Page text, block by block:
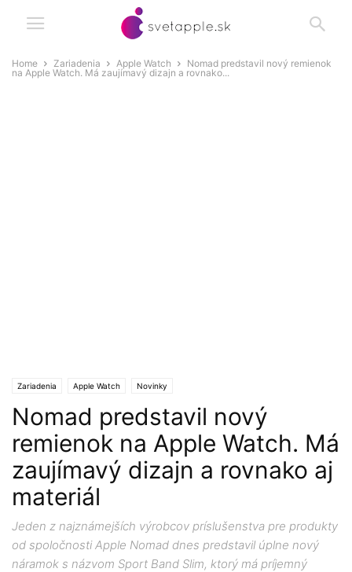
Home Zariadenia Apple Watch
Nomad predstavil nový remienok
na Apple Watch. Má zaujímavý dizajn a rovnako...
Zariadenia Apple Watch Novinky
Nomad predstavil nový
remienok na Apple Watch. Má
zaujímavý dizajn a rovnako aj
materiál
Jeden z najznámejších výrobcov príslušenstva pre produkty
od spoločnosti Apple Nomad dnes predstavil úplne nový
náramok s názvom Sport Band Slim, ktorý má príjemný